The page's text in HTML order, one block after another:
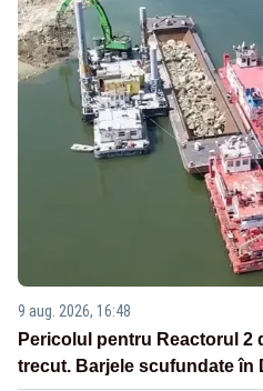
9 aug. 2026, 16:48
Pericolul pentru Reactorul 2
trecut. Barjele scufundate în